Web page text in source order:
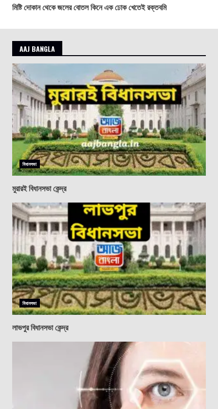
মিষ্টি দোকান থেকে জলের বোতল কিনে এক ঢোক খেতেই রক্তবমি
AAJ BANGLA
বিধানসভা
মুরারই বিধানসভা কেন্দ্র
বিধানসভা
লাভপুর বিধানসভা কেন্দ্র